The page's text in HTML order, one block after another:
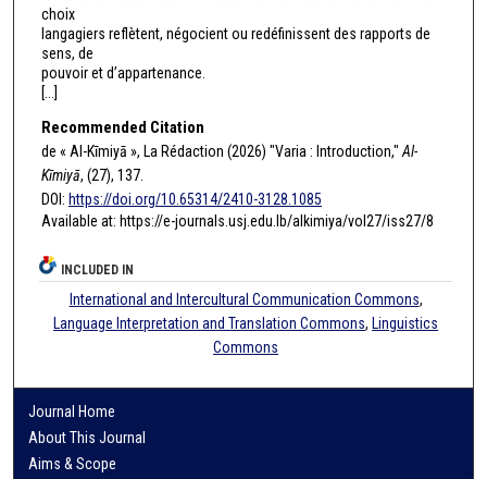
choix
langagiers reflètent, négocient ou redéfinissent des rapports de
sens, de
pouvoir et d’appartenance.
[...]
Recommended Citation
de « Al-Kīmiyā », La Rédaction (2026) "Varia : Introduction," Al-
Kīmiyā, (27), 137.
DOI: https://doi.org/10.65314/2410-3128.1085
Available at: https://e-journals.usj.edu.lb/alkimiya/vol27/iss27/8
INCLUDED IN
International and Intercultural Communication Commons,
Language Interpretation and Translation Commons, Linguistics
Commons
Journal Home
About This Journal
Aims & Scope